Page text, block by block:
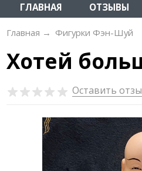
ГЛАВНАЯ ОТЗЫВЫ
Главная → Фигурки Фэн-Шуй
Хотей
Оставить